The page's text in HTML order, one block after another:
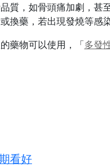
質，如骨頭痛加劇，
藥，若出現發燒等感
藥物可以使用，「多發
看好